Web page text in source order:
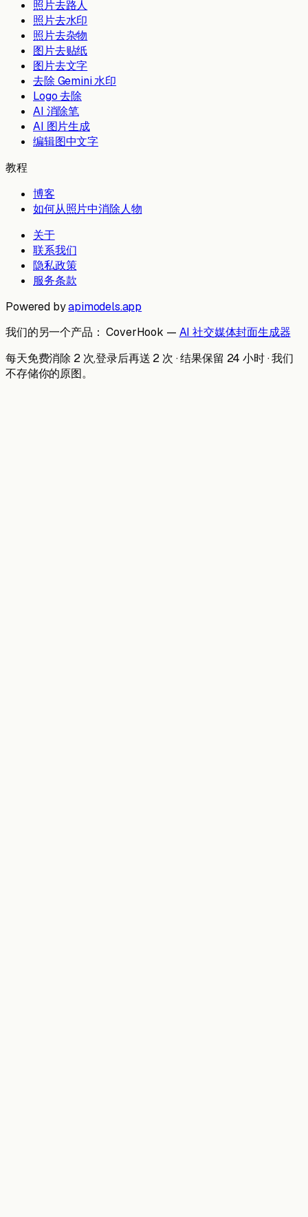
照片去路人
照片去水印
照片去杂物
图片去贴纸
图片去文字
去除 Gemini 水印
Logo 去除
AI 消除笔
AI 图片生成
编辑图中文字
教程
博客
如何从照片中消除人物
关于
联系我们
隐私政策
服务条款
Powered byapimodels.app
我们的另一个产品： CoverHook — AI 社交媒体封面生成器
每天免费消除 2 次,登录后再送 2 次 · 结果保留 24 小时 · 我们
不存储你的原图。